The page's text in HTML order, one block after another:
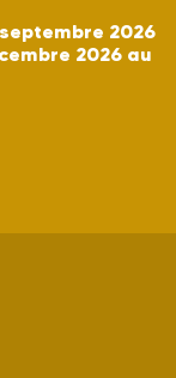
2026
2026 au